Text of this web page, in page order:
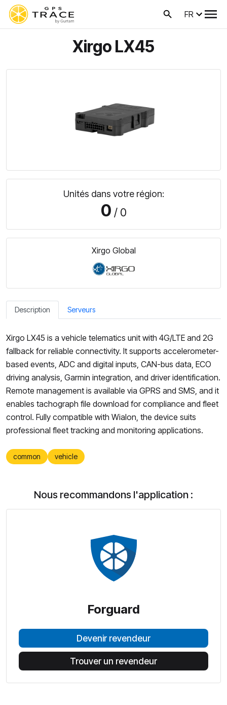
FR
Xirgo LX45
Unités dans votre région:
0 / 0
Xirgo Global
Description Serveurs
Xirgo LX45 is a vehicle telematics unit with 4G/LTE and 2G
fallback for reliable connectivity. It supports accelerometer-
based events, ADC and digital inputs, CAN-bus data, ECO
driving analysis, Garmin integration, and driver identification.
Remote management is available via GPRS and SMS, and it
enables tachograph file download for compliance and fleet
control. Fully compatible with Wialon, the device suits
professional fleet tracking and monitoring applications.
common vehicle
Nous recommandons l'application :
Forguard
Devenir revendeur
Trouver un revendeur